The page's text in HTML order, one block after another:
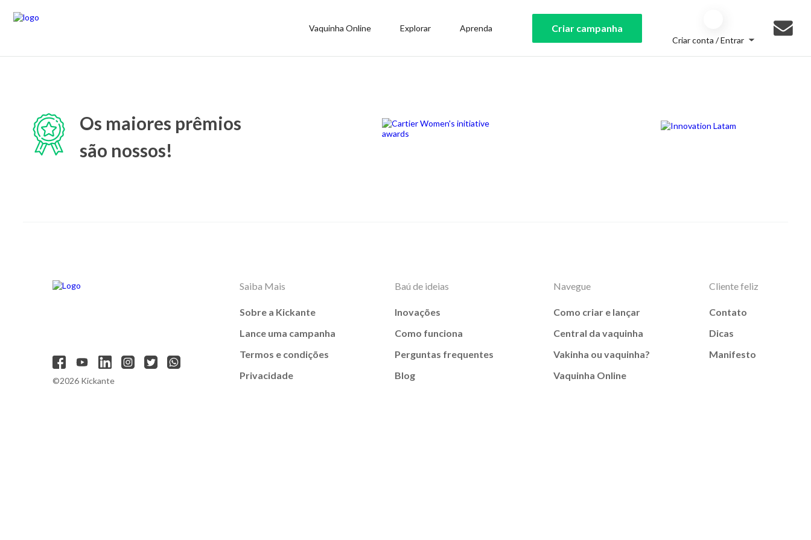
Vaquinha Online Explorar Aprenda Criar campanha
Criar conta / Entrar
Os maiores prêmios
são nossos!
©2026 Kickante
Saiba Mais
Sobre a Kickante
Lance uma campanha
Termos e condições
Privacidade
Baú de ideias
Inovações
Como funciona
Perguntas frequentes
Blog
Navegue
Como criar e lançar
Central da vaquinha
Vakinha ou vaquinha?
Vaquinha Online
Cliente feliz
Contato
Dicas
Manifesto